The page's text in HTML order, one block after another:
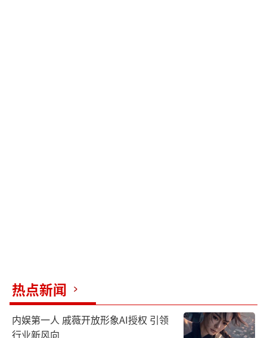
降低脂肪分解效率。
热点新闻
内娱第一人 戚薇开放形象AI授权 引领
行业新风向